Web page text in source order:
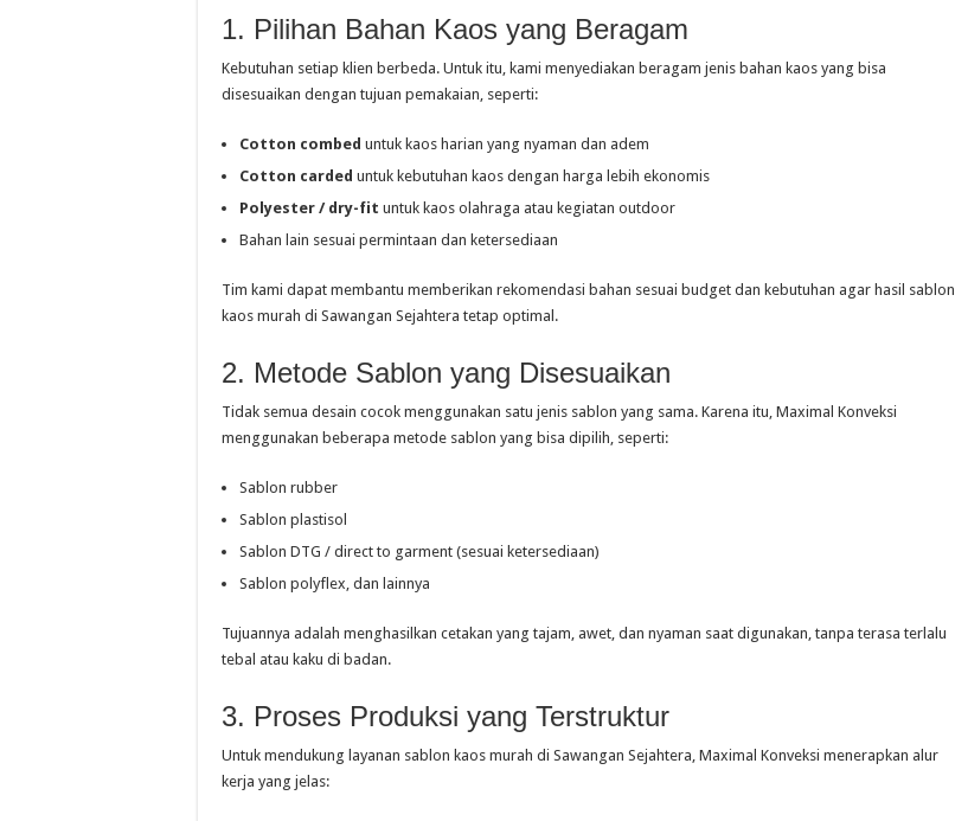
1. Pilihan Bahan Kaos yang Beragam
Kebutuhan setiap klien berbeda. Untuk itu, kami menyediakan beragam jenis bahan kaos yang bisa
disesuaikan dengan tujuan pemakaian, seperti:
Cotton combed untuk kaos harian yang nyaman dan adem
Cotton carded untuk kebutuhan kaos dengan harga lebih ekonomis
Polyester / dry-fit untuk kaos olahraga atau kegiatan outdoor
Bahan lain sesuai permintaan dan ketersediaan
Tim kami dapat membantu memberikan rekomendasi bahan sesuai budget dan kebutuhan agar hasil sablon
kaos murah di Sawangan Sejahtera tetap optimal.
2. Metode Sablon yang Disesuaikan
Tidak semua desain cocok menggunakan satu jenis sablon yang sama. Karena itu, Maximal Konveksi
menggunakan beberapa metode sablon yang bisa dipilih, seperti:
Sablon rubber
Sablon plastisol
Sablon DTG / direct to garment (sesuai ketersediaan)
Sablon polyflex, dan lainnya
Tujuannya adalah menghasilkan cetakan yang tajam, awet, dan nyaman saat digunakan, tanpa terasa terlalu
tebal atau kaku di badan.
3. Proses Produksi yang Terstruktur
Untuk mendukung layanan sablon kaos murah di Sawangan Sejahtera, Maximal Konveksi menerapkan alur
kerja yang jelas: